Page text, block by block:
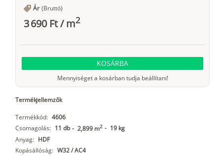
Ár (Bruttó)
3 690 Ft/m2
KOSÁRBA
Mennyiséget a kosárban tudja beállítani!
Termékjellemzők
Termékkód: 4606
Csomagolás: 11 db - 2,899 m2 - 19 kg
Anyag: HDF
Kopásállóság: W32 / AC4